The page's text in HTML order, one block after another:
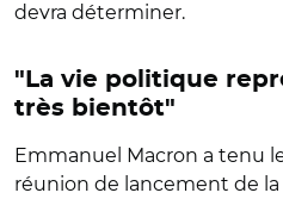
devra déterminer.
"La vie politique
très bientôt"
Emmanuel Macron a tenu
réunion de lancement de